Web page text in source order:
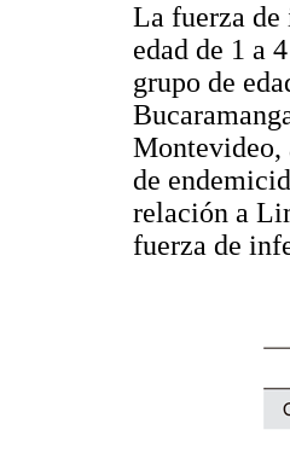
La fuerza de
edad de 1 a
grupo de
Montevideo,
de
relación a
fuerza de